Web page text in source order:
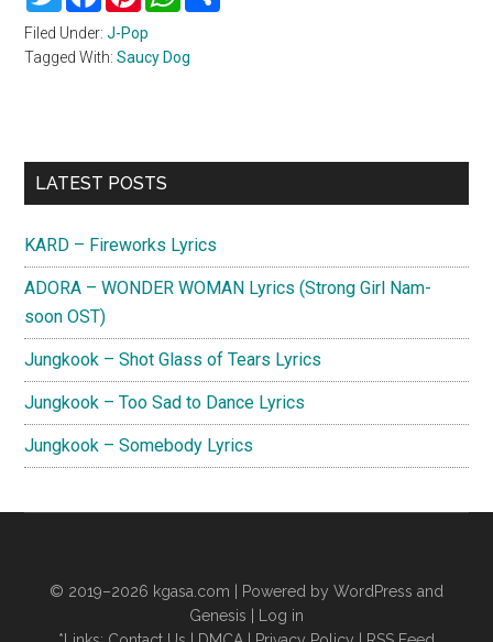
Filed Under:J-Pop
Tagged With:Saucy Dog
Primary
LATEST POSTS
KARD – Fireworks Lyrics
ADORA – WONDER WOMAN Lyrics (Strong Girl Nam-
soon OST)
Jungkook – Shot Glass of Tears Lyrics
Jungkook – Too Sad to Dance Lyrics
Jungkook – Somebody Lyrics
© 2019–2026 kgasa.com | Powered by WordPress and
Genesis |
Log in